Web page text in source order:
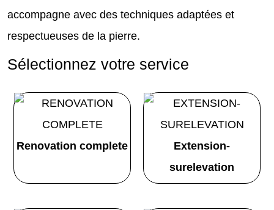
accompagne avec des techniques adaptées et
respectueuses de la pierre.
Sélectionnez votre service
Renovation complete
Extension-
surelevation